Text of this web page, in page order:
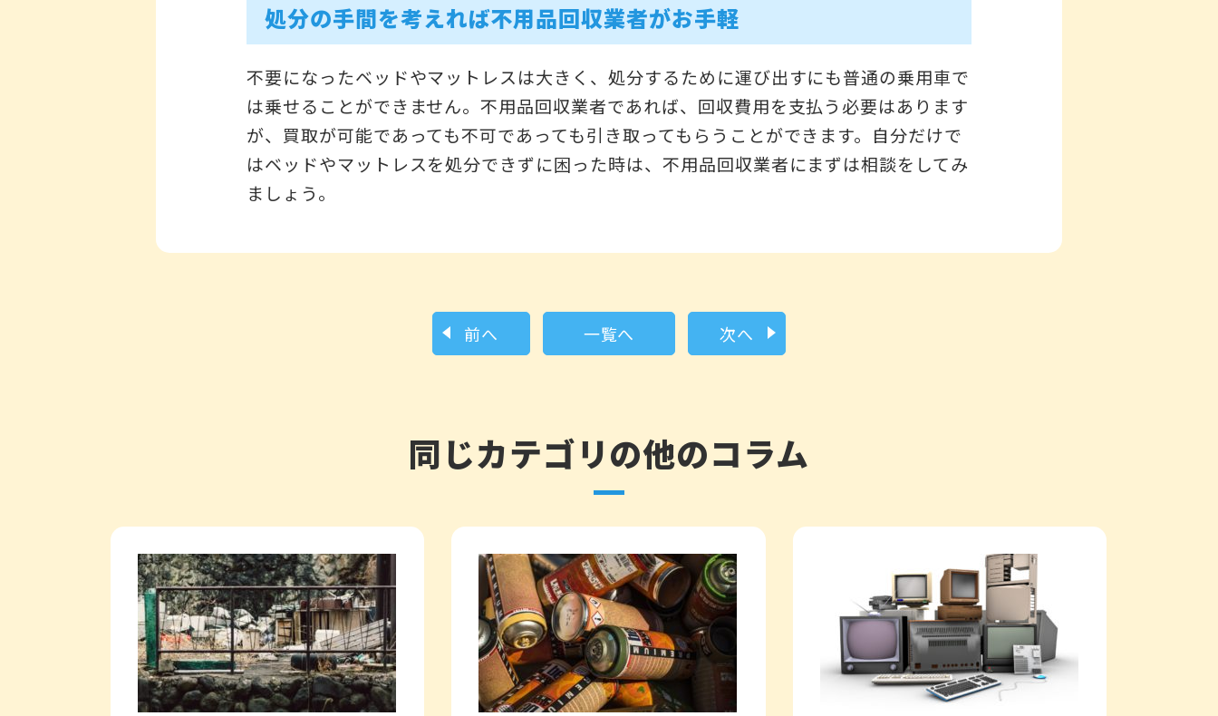
処分の手間を考えれば不用品回収業者がお手軽
不要になったベッドやマットレスは大きく、処分するために運び出すにも普通の乗用車で
は乗せることができません。不用品回収業者であれば、回収費用を支払う必要はあります
が、買取が可能であっても不可であっても引き取ってもらうことができます。自分だけで
はベッドやマットレスを処分できずに困った時は、不用品回収業者にまずは相談をしてみ
ましょう。
前へ 一覧へ 次へ
同じカテゴリの他のコラム